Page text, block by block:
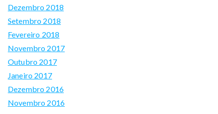
Dezembro 2018
Setembro 2018
Fevereiro 2018
Novembro 2017
Outubro 2017
Janeiro 2017
Dezembro 2016
Novembro 2016